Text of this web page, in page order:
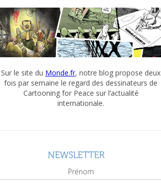
Sur le site du Monde.fr, notre blog propose deux
fois par semaine le regard des dessinateurs de
Cartooning for Peace sur l’actualité
internationale.
NEWSLETTER
Prénom